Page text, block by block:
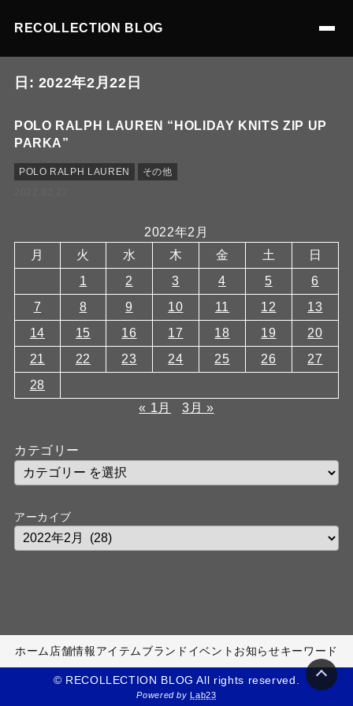
RECOLLECTION BLOG
日: 2022年2月22日
POLO RALPH LAUREN “HOLIDAY KNITS ZIP UP
PARKA”
POLO RALPH LAUREN
その他
2022年2月
月
火 水 木 金 土
日
1
2 3 4 5
6
7
8 9 10 11 12
13
14
15 16 17 18 19
20
21
22 23 24 25 26
27
28
« 1月
3月 »
カテゴリー
アーカイブ
ホーム 店舗情報アイテムブランド イベント お知らせキーワード
© RECOLLECTION BLOG All rights reserved.
Powered byLab23